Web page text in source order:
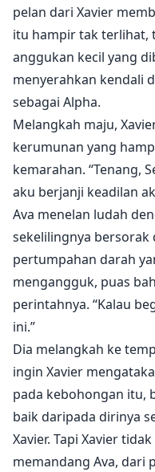
pelan dari Xavier
itu hampir tak terlihat,
anggukan kecil yang
menyerahkan kendali
sebagai Alpha.
Melangkah maju,
kerumunan yang
kemarahan. “Tenang,
aku berjanji keadilan
Ava menelan ludah
sekelilingnya
pertumpahan darah
mengangguk, puas
perintahnya. “Kalau
ini.”
Dia melangkah ke
ingin Xavier
pada kebohongan itu,
baik daripada dirinya
Xavier. Tapi Xavier
memandang Ava, dari